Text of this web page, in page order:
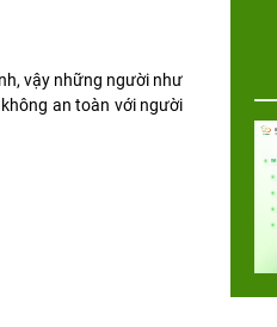
vậy những người như
an toàn với người